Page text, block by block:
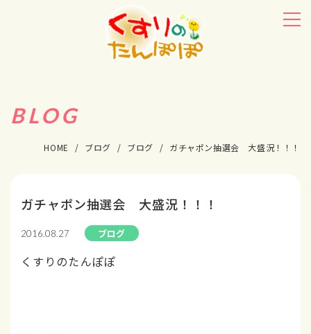
BLOG
HOME ブログ ブログ ガチャポン抽選会 大盛況！！！
ガチャポン抽選会 大盛況！！！
2016.08.27 ブログ
くすりのたんぽぽ